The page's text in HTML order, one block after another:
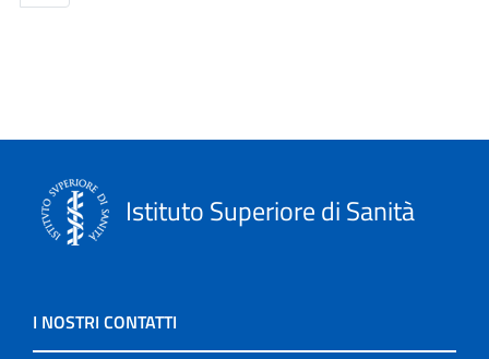
Istituto Superiore di Sanità
I NOSTRI CONTATTI